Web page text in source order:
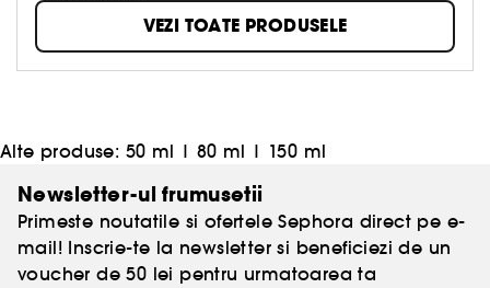
cele mai specifice aspecte. Le urmeaza pas cu pas,
creand pentru ele obiecte couture si parfumuri.
Parfumurile Nina Ricci se pliaza pe dorintele
feminine. In fiecare era un vis este dezvaluit, plin de
prin unicitatea si spontaneitatea lor.
VEZI TOATE PRODUSELE
Alte produse: 50 ml | 80 ml | 150 ml
Newsletter-ul frumusetii
Primeste noutatile si ofertele Sephora direct pe e-
mail! Inscrie-te la newsletter si beneficiezi de un
voucher de 50 lei pentru urmatoarea ta